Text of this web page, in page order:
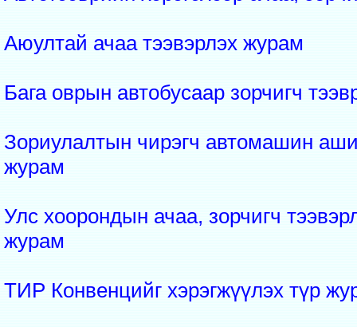
Аюултай ачаа тээвэрлэх журам
Бага оврын автобусаар зорчигч
Зориулалтын чирэгч автомашин
журам
Улс хоорондын ачаа, зорчигч
журам
ТИР Конвенцийг хэрэгжүүлэх түр